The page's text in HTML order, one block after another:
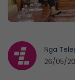
Nga
26/05/